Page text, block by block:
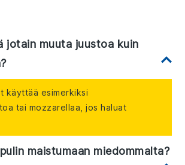
jotain muuta juustoa kuin
käyttää esimerkiksi
tai mozzarellaa, jos haluat
maistumaan miedommalta?